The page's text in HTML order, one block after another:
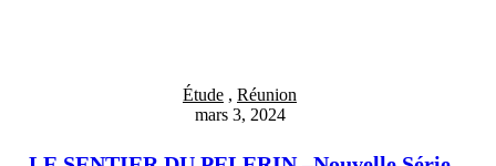
Étude , Réunion
mars 3, 2024